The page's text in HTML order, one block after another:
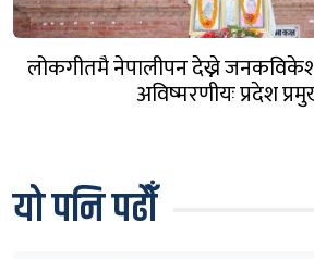
लोकगीतमै नेपालीपन देख्ने
अविष्मरणीयः प्रदेश
यो पनि पढौँ